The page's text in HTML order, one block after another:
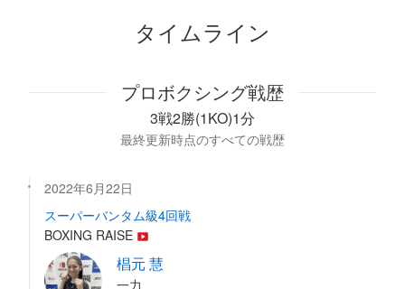
タイムライン
プロボクシング戦歴
3戦2勝(1KO)1分
最終更新時点のすべての戦歴
2022年6月22日
スーパーバンタム級4回戦
BOXING RAISE
椙元 慧
一力